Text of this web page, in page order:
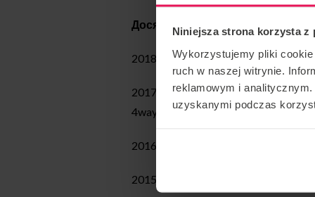
Niniejsza strona korzysta z
Wykorzystujemy pliki
ruch w naszej witrynie.
reklamowym i
uzyskanymi podczas
Досягнення Мартіна:
2018 золота медаль – Sakura Cup,
2017 срібна медаль FAI World
4way
2016 бронзова медаль FAI World
2015 Золота медаль White Nights,